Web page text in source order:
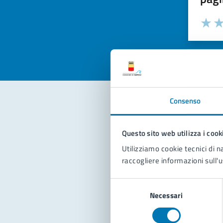
Consenso
Questo sito web utilizza i
Utilizziamo cookie tecnici di
raccogliere informazioni
Necessari
Valuta